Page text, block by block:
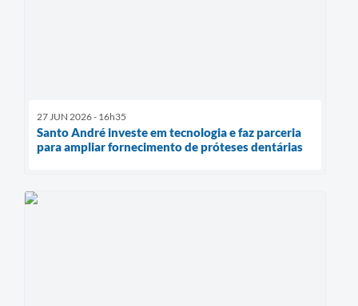
27 JUN 2026 - 16h35
Santo André investe em tecnologia e faz parceria
para ampliar fornecimento de próteses dentárias